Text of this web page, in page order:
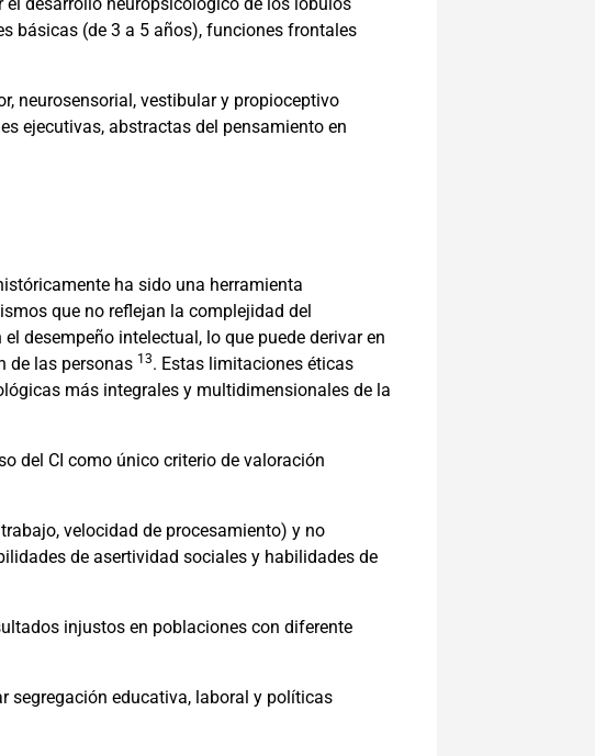
básicas (de 3 a 5 años), funciones frontales
neurosensorial, vestibular y propioceptivo
ejecutivas, abstractas del pensamiento en
ha sido una herramienta
que no reflejan la complejidad del
desempeño intelectual, lo que puede derivar en
de las personas 13. Estas limitaciones éticas
más integrales y multidimensionales de la
del CI como único criterio de valoración
velocidad de procesamiento) y no
de asertividad sociales y habilidades de
injustos en poblaciones con diferente
segregación educativa, laboral y políticas